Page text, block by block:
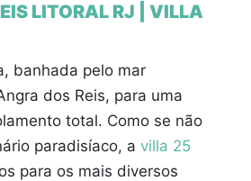
LITORAL RJ | VILLA
banhada pelo mar
dos Reis, para uma
total. Como se não
paradisíaco, a villa 25
para os mais diversos